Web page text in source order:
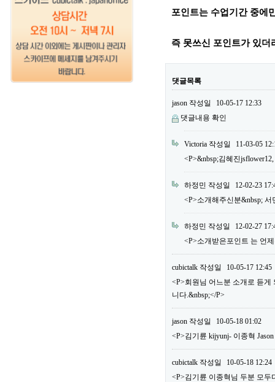
포인트는 수업기간 중에
즉 못쓰신 포인트가 있더
댓글목록
jason 작성일
10-05-17 12:33
댓글내용 확인
Victoria 작성일
11-03-05
<P>&nbsp;김혜진
하정민 작성일
12-02-23
<P>소개해주신분&nbsp; 서
하정민 작성일
12-02-27
<P>소개받은포인트 는 언
cubictalk 작성일
10-05-17 12:45
<P>회원님 어느분 소개로 듣
니다.&nbsp;</P>
jason 작성일
10-05-18 01:02
<P>김기륜 kijyunj- 이종혁
cubictalk 작성일
10-05-18 12:24
<P>김기륜 이종혁님 두분 모두